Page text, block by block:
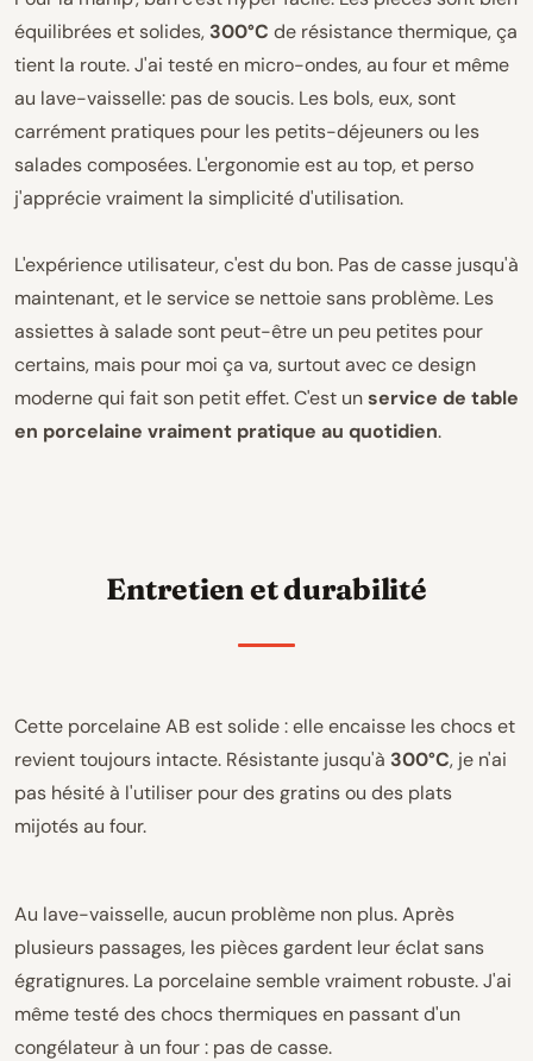
équilibrées et solides, 300°C de résistance thermique, ça
tient la route. J'ai testé en micro-ondes, au four et même
au lave-vaisselle: pas de soucis. Les bols, eux, sont
carrément pratiques pour les petits-déjeuners ou les
salades composées. L'ergonomie est au top, et perso
j'apprécie vraiment la simplicité d'utilisation.
L'expérience utilisateur, c'est du bon. Pas de casse jusqu'à
maintenant, et le service se nettoie sans problème. Les
assiettes à salade sont peut-être un peu petites pour
certains, mais pour moi ça va, surtout avec ce design
moderne qui fait son petit effet. C'est unservice de table
en porcelaine vraiment pratique au quotidien.
Entretien et durabilité
Cette porcelaine AB est solide : elle encaisse les chocs et
revient toujours intacte. Résistante jusqu'à 300°C, je n'ai
pas hésité à l'utiliser pour des gratins ou des plats
mijotés au four.
Au lave-vaisselle, aucun problème non plus. Après
plusieurs passages, les pièces gardent leur éclat sans
égratignures. La porcelaine semble vraiment robuste. J'ai
même testé des chocs thermiques en passant d'un
congélateur à un four : pas de casse.